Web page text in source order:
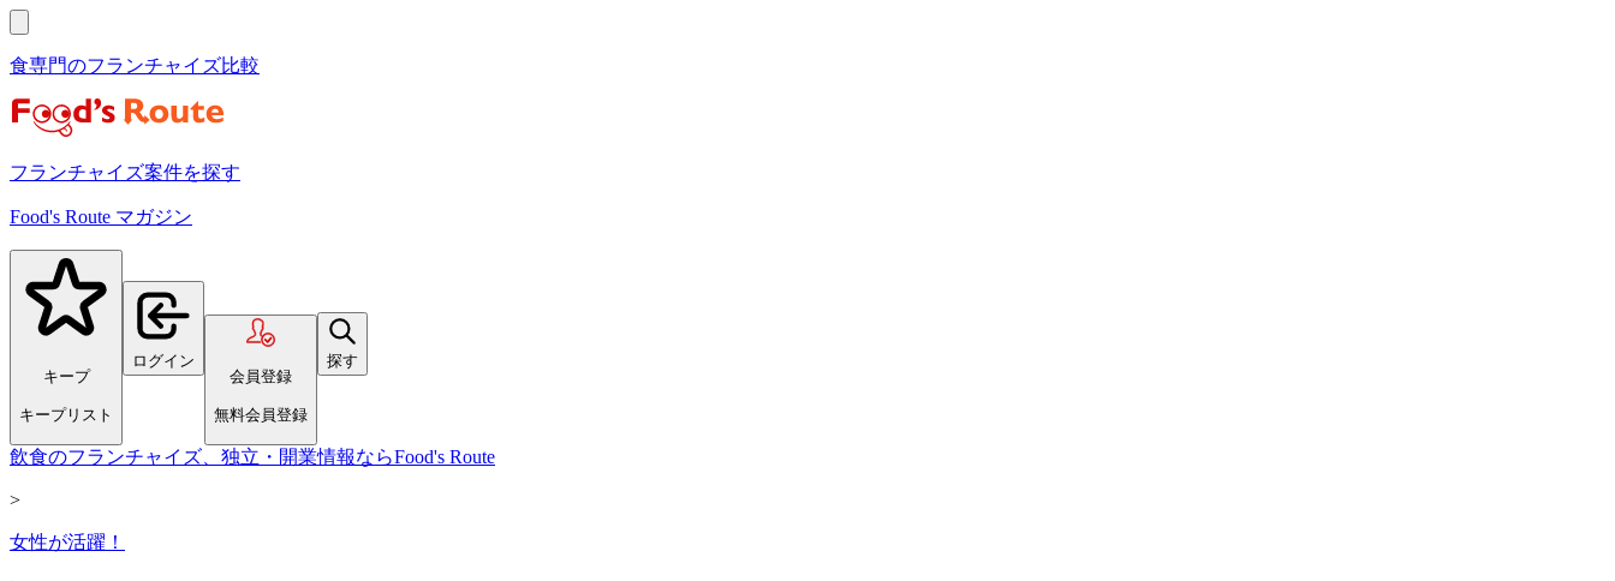
食専門のフランチャイズ比較
フランチャイズ案件を探す
Food's Route マガジン
キープ
キープリスト
ログイン
会員登録
無料会員登録
探す
飲食のフランチャイズ、独立・開業情報ならFood's Route
>
女性が活躍！